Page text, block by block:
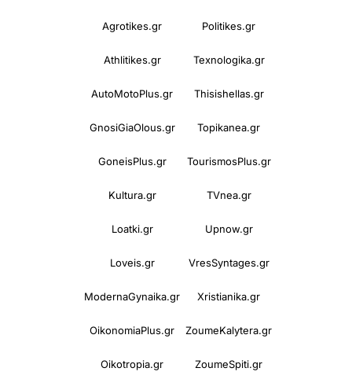
Agrotikes.gr Politikes.gr
Athlitikes.gr Texnologika.gr
AutoMotoPlus.gr Thisishellas.gr
GnosiGiaOlous.gr Topikanea.gr
GoneisPlus.gr TourismosPlus.gr
Kultura.gr TVnea.gr
Loatki.gr Upnow.gr
Loveis.gr VresSyntages.gr
ModernaGynaika.gr Xristianika.gr
OikonomiaPlus.gr ZoumeKalytera.gr
Oikotropia.gr ZoumeSpiti.gr